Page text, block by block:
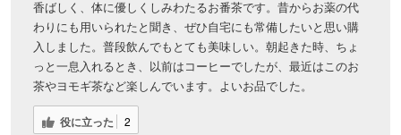
香ばしく、体に優しくしみわたるお番茶です。昔からお薬の代
わりにも用いられたと聞き、ぜひ自宅にも常備したいと思い購
入しました。普段飲んでもとても美味しい。朝起きた時、ちょ
っと一息入れるとき、以前はコーヒーでしたが、最近はこのお
茶やヨモギ茶など楽しんでいます。よいお品でした。
役に立った 2